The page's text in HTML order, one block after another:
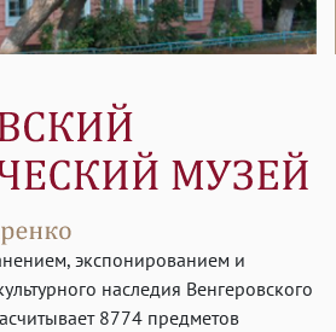
экспонированием и
наследия Венгеровского
8774 предметов